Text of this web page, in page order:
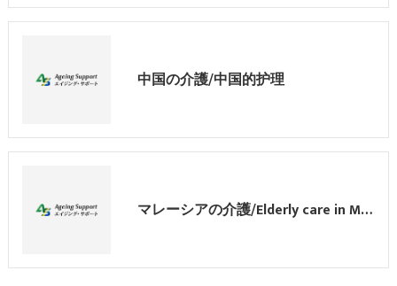
中国の介護/中国的护理
マレーシアの介護/Elderly care in Malaysia